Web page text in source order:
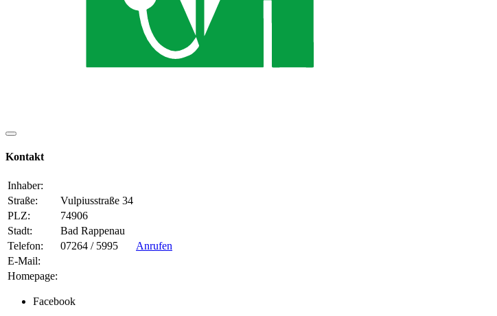
Kontakt
Inhaber:
Straße:
Vulpiusstraße 34
PLZ:
74906
Stadt:
Bad Rappenau
Telefon:
07264 / 5995
Anrufen
E-Mail:
Homepage:
Facebook